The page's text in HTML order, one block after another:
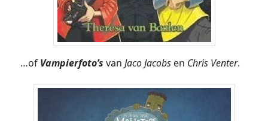
…of Vampierfoto’s vanJaco Jacobs en Chris Venter.